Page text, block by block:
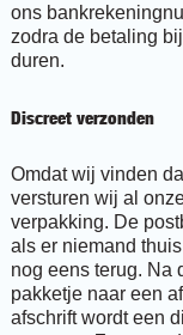
ons
zodra de betaling
duren.
Discreet verzonden
Omdat wij vinden
versturen wij al
verpakking. De
als er niemand
nog eens terug. Na
pakketje naar een
afschrift wordt een